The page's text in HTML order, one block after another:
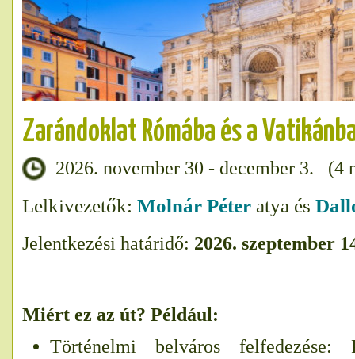
Zarándoklat Rómába és a
2026. november 30 - december 3. (4
Lelkivezetők: Molnár Péter atya és
Jelentkezési határidő: 2026. szeptember
Miért ez az út? Például:
Történelmi belváros felfedezése: